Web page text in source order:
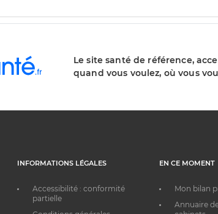
Le site santé de référence,
quand vous voulez, où vous
INFORMATIONS LÉGALES
Accessibilité : conformité
partielle
EN CE MOMENT
Mon bilan
Annuaire